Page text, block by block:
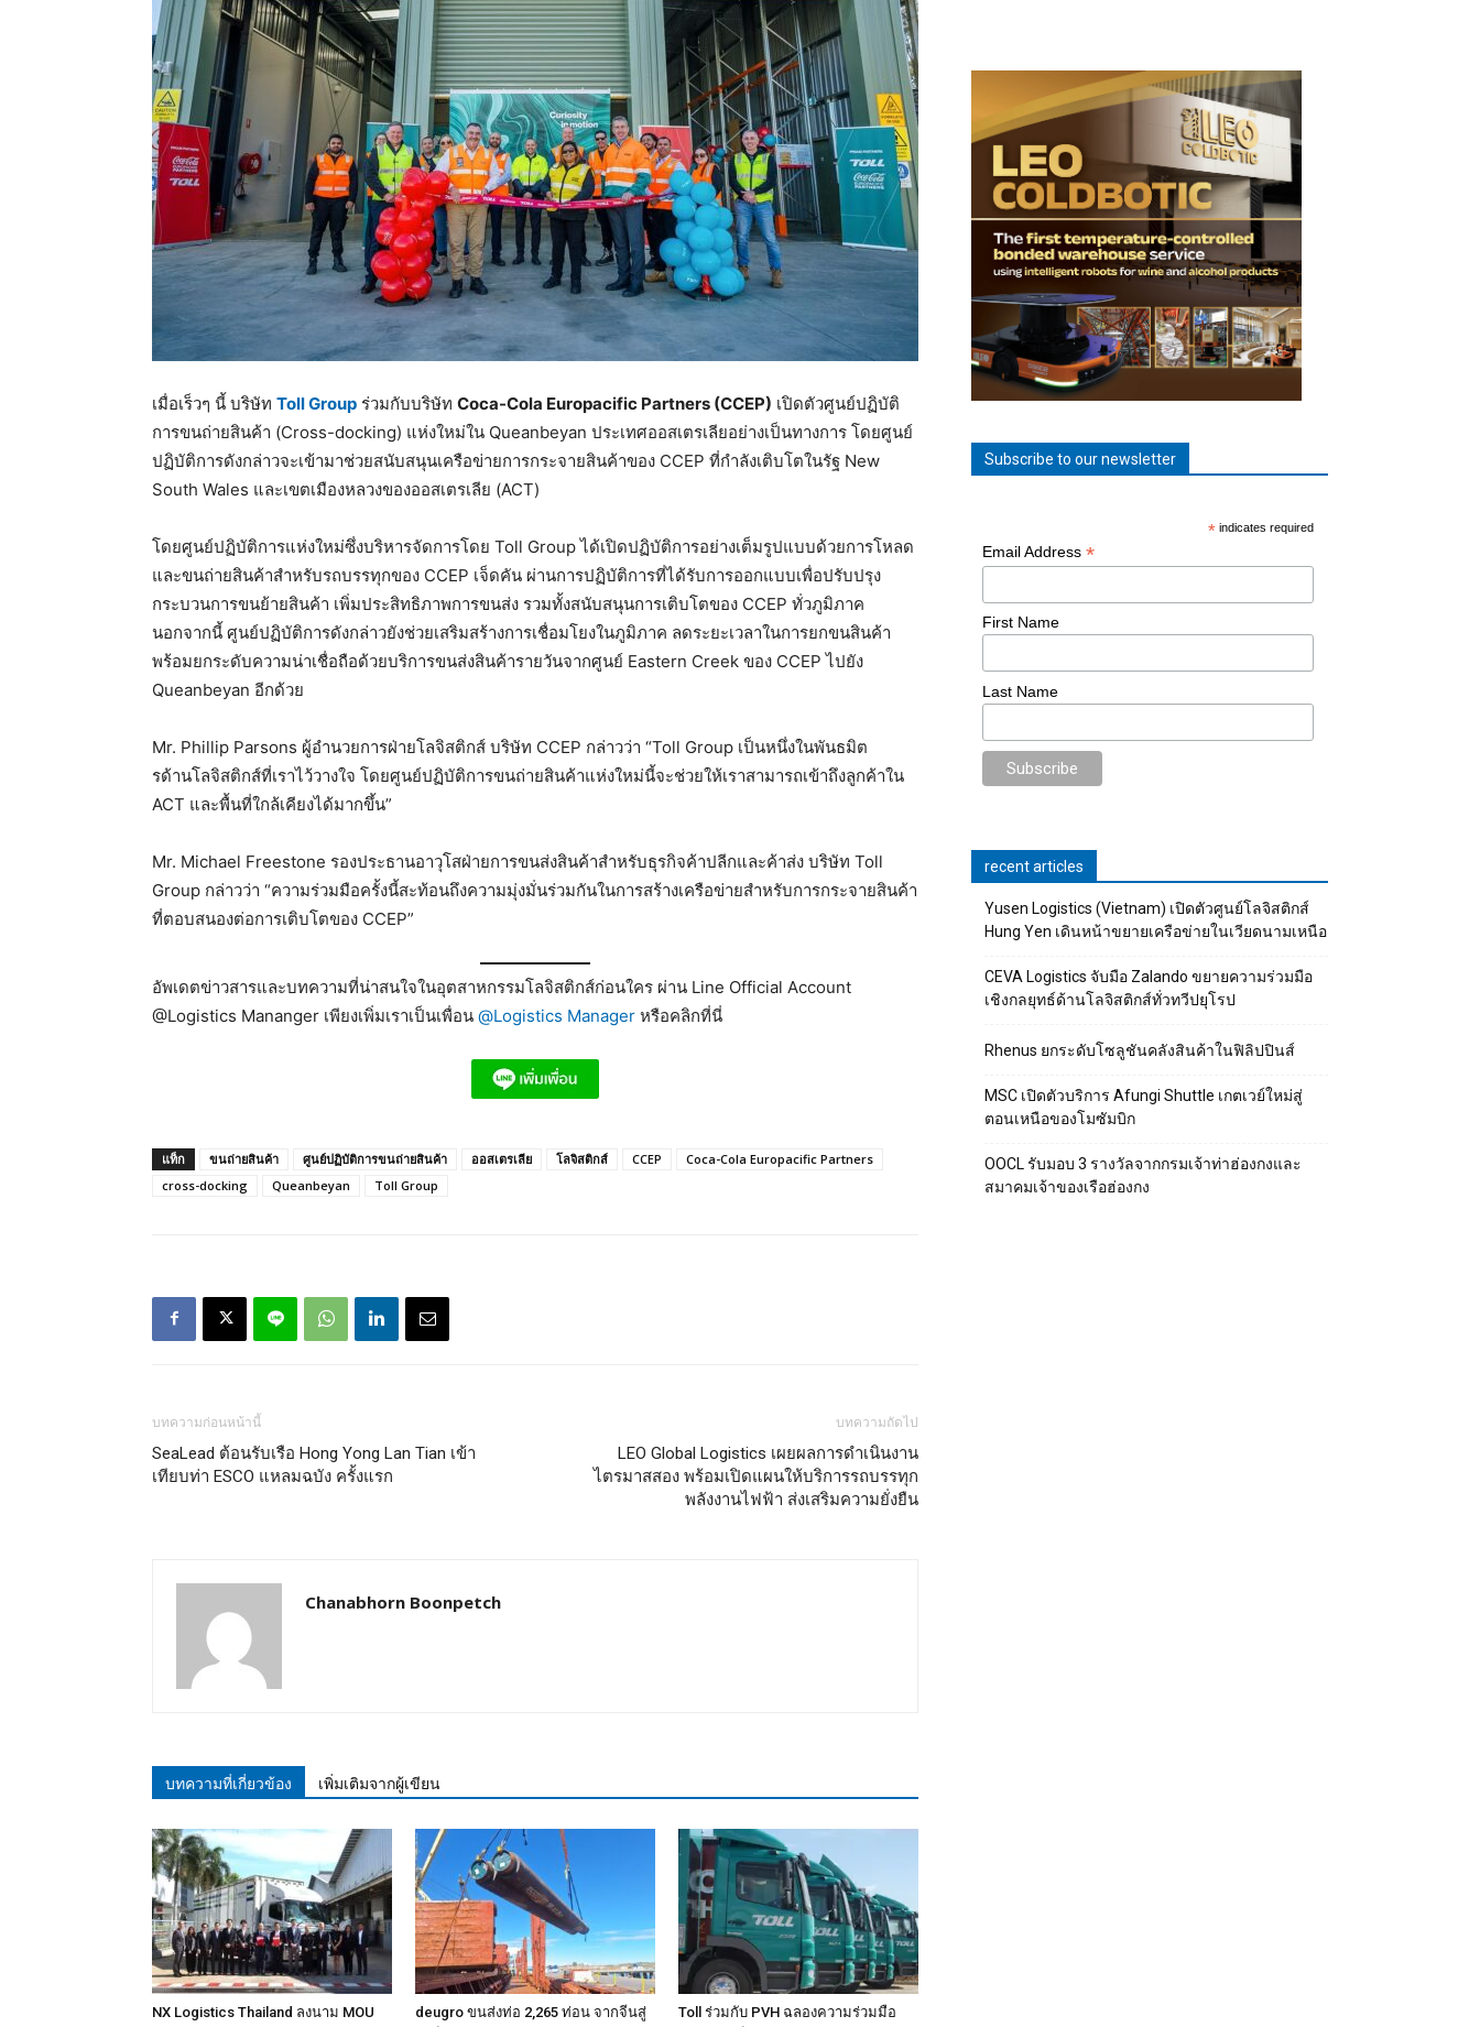
เมื่อเร็วๆ นี้ บริษัท Toll Group ร่วมกับบริษัท Coca-Cola Europacific Partners (CCEP) เปิดตัวศูนย์ปฏิบัติ
การขนถ่ายสินค้า (Cross-docking) แห่งใหม่ใน Queanbeyan ประเทศออสเตรเลียอย่างเป็นทางการ โดยศูนย์
ปฏิบัติการดังกล่าวจะเข้ามาช่วยสนับสนุนเครือข่ายการกระจายสินค้าของ CCEP ที่กำลังเติบโตในรัฐ New
South Wales และเขตเมืองหลวงของออสเตรเลีย (ACT)
โดยศูนย์ปฏิบัติการแห่งใหม่ซึ่งบริหารจัดการโดย Toll Group ได้เปิดปฏิบัติการอย่างเต็มรูปแบบด้วยการโหลด
และขนถ่ายสินค้าสำหรับรถบรรทุกของ CCEP เจ็ดคัน ผ่านการปฏิบัติการที่ได้รับการออกแบบเพื่อปรับปรุง
กระบวนการขนย้ายสินค้า เพิ่มประสิทธิภาพการขนส่ง รวมทั้งสนับสนุนการเติบโตของ CCEP ทั่วภูมิภาค
นอกจากนี้ ศูนย์ปฏิบัติการดังกล่าวยังช่วยเสริมสร้างการเชื่อมโยงในภูมิภาค ลดระยะเวลาในการยกขนสินค้า
พร้อมยกระดับความน่าเชื่อถือด้วยบริการขนส่งสินค้ารายวันจากศูนย์ Eastern Creek ของ CCEP ไปยัง
Queanbeyan อีกด้วย
Mr. Phillip Parsons ผู้อำนวยการฝ่ายโลจิสติกส์ บริษัท CCEP กล่าวว่า “Toll Group เป็นหนึ่งในพันธมิต
รด้านโลจิสติกส์ที่เราไว้วางใจ โดยศูนย์ปฏิบัติการขนถ่ายสินค้าแห่งใหม่นี้จะช่วยให้เราสามารถเข้าถึงลูกค้าใน
ACT และพื้นที่ใกล้เคียงได้มากขึ้น”
Mr. Michael Freestone รองประธานอาวุโสฝ่ายการขนส่งสินค้าสำหรับธุรกิจค้าปลีกและค้าส่ง บริษัท Toll
Group กล่าวว่า “ความร่วมมือครั้งนี้สะท้อนถึงความมุ่งมั่นร่วมกันในการสร้างเครือข่ายสำหรับการกระจายสินค้า
ที่ตอบสนองต่อการเติบโตของ CCEP”
อัพเดตข่าวสารและบทความที่น่าสนใจในอุตสาหกรรมโลจิสติกส์ก่อนใคร ผ่าน Line Official Account
@Logistics Mananger เพียงเพิ่มเราเป็นเพื่อน @Logistics Manager หรือคลิกที่นี่
แท็ก ขนถ่ายสินค้า ศูนย์ปฏิบัติการขนถ่ายสินค้า ออสเตรเลีย โลจิสติกส์ CCEP
Coca-Cola Europacific Partners
cross-docking
Queanbeyan Toll Group
บทความก่อนหน้านี้
SeaLead ต้อนรับเรือ Hong Yong Lan Tian เข้า
เทียบท่า ESCO แหลมฉบัง ครั้งแรก
บทความถัดไป
LEO Global Logistics เผยผลการดำเนินงาน
ไตรมาสสอง พร้อมเปิดแผนให้บริการรถบรรทุก
พลังงานไฟฟ้า ส่งเสริมความยั่งยืน
Chanabhorn Boonpetch
บทความที่เกี่ยวข้อง เพิ่มเติมจากผู้เขียน
NX Logistics Thailand ลงนาม MOU
deugro ขนส่งท่อ 2,265 ท่อน จากจีนสู่
Toll ร่วมกับ PVH ฉลองความร่วมมือ
Subscribe to our newsletter
* indicates required
Email Address *
First Name
Last Name
recent articles
Yusen Logistics (Vietnam) เปิดตัวศูนย์โลจิสติกส์
Hung Yen เดินหน้าขยายเครือข่ายในเวียดนามเหนือ
CEVA Logistics จับมือ Zalando ขยายความร่วมมือ
เชิงกลยุทธ์ด้านโลจิสติกส์ทั่วทวีปยุโรป
Rhenus ยกระดับโซลูชันคลังสินค้าในฟิลิปปินส์
MSC เปิดตัวบริการ Afungi Shuttle เกตเวย์ใหม่สู่
ตอนเหนือของโมซัมบิก
OOCL รับมอบ 3 รางวัลจากกรมเจ้าท่าฮ่องกงและ
สมาคมเจ้าของเรือฮ่องกง